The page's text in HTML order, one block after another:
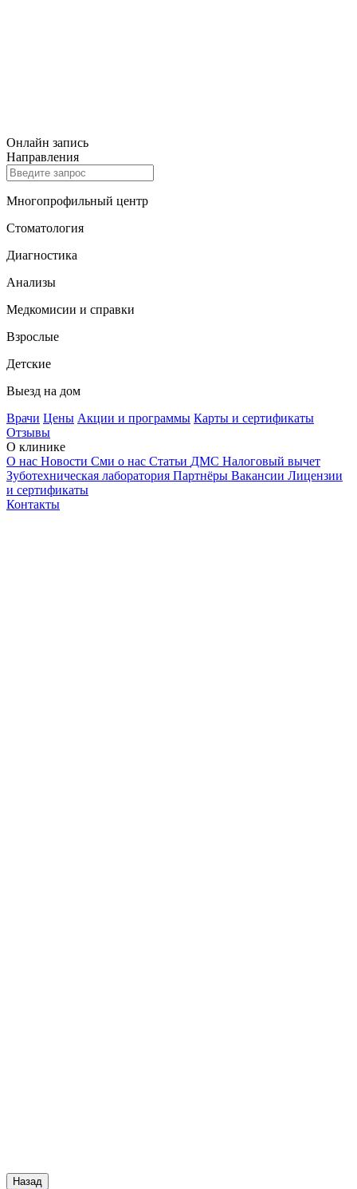
Онлайн запись
Направления
Многопрофильный центр
Стоматология
Диагностика
Анализы
Медкомисии и справки
Взрослые
Детские
Выезд на дом
Врачи Цены Акции и программы Карты и сертификаты
Отзывы
О клинике
О нас Новости Сми о нас Статьи ДМС Налоговый вычет
Зуботехническая лаборатория Партнёры Вакансии Лицензии
и сертификаты
Контакты
Назад